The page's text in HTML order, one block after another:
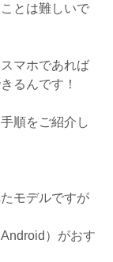
とは難しいで
マホであれば
るんです！
順をご紹介し
モデルですが
）がおす